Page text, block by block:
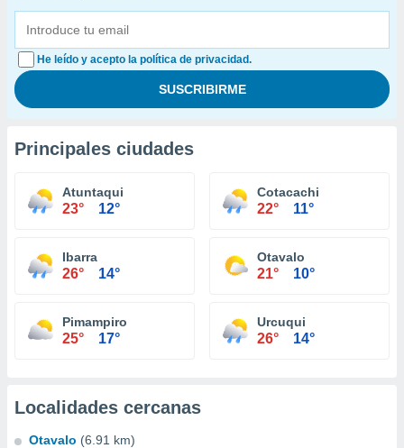
He leído y acepto la política de privacidad.
Principales ciudades
Atuntaqui
23° 12°
Cotacachi
22° 11°
Ibarra
26° 14°
Otavalo
21° 10°
Pimampiro
25° 17°
Urcuqui
26° 14°
Localidades cercanas
Otavalo (6.91 km)